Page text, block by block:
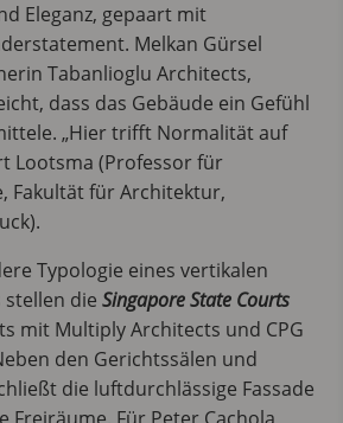
Eleganz, gepaart mit
Melkan Gürsel
Tabanlioglu Architects,
dass das Gebäude ein Gefühl
„Hier trifft Normalität auf
Lootsma (Professor für
Fakultät für Architektur,
Typologie eines vertikalen
stellen dieSingapore State Courts
mit Multiply Architects und CPG
den Gerichtssälen und
die luftdurchlässige Fassade